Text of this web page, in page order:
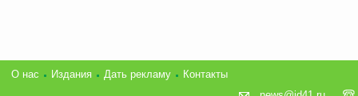
О нас Издания Дать рекламу
Контакты